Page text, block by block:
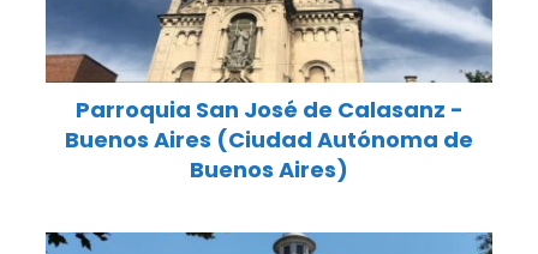
Parroquia San José de Calasanz -
Buenos Aires (Ciudad Autónoma de
Buenos Aires)